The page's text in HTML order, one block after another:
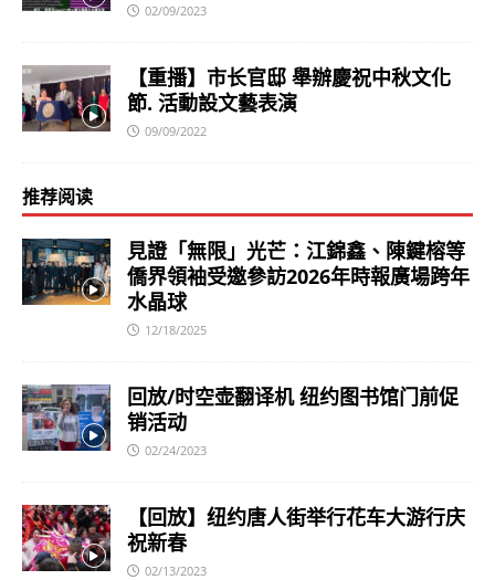
02/09/2023
【重播】市长官邸 舉辦慶祝中秋文化
節. 活動設文藝表演
09/09/2022
推荐阅读
見證「無限」光芒：江錦鑫、陳鍵榕等
僑界領袖受邀參訪2026年時報廣場跨年
水晶球
12/18/2025
回放/时空壶翻译机 纽约图书馆门前促
销活动
02/24/2023
【回放】纽约唐人街举行花车大游行庆
祝新春
02/13/2023